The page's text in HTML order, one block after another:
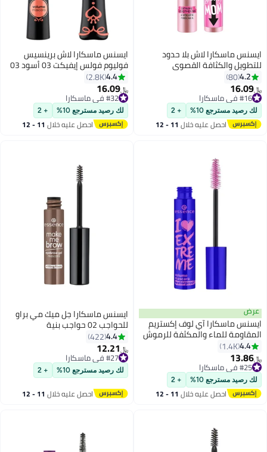
ايسنس ماسكارا لاش بلا حدود
للتطويل والكثافة القصوى
4.2
80
﷼‏16.09
#16 في ماسكارا
باقي 7 وحدات في المخزون
#16 في ماسكارا
لك رصيد مسترجع 10% + 2
احصل عليه خلال 11 - 12
8
ايسنس ماسكارا لاش برينسيس
فوليوم فولس إيفيكت 03 أسود 03
أسود
4.4
2.8K
﷼‏16.09
#32 في ماسكارا
باقي 6 وحدات في المخزون
#32 في ماسكارا
لك رصيد مسترجع 10% + 2
احصل عليه خلال 11 - 12
6
عرض
ايسنس ماسكارا آي لوف إكستريم
المقاومة للماء والمكثفة للرموش
أسود 02
4.4
1.4K
﷼‏13.86
#25 في ماسكارا
#25 في ماسكارا
لك رصيد مسترجع 10% + 2
احصل عليه خلال 11 - 12
3
ايسنس ماسكارا جل ميك مي براو
للحواجب 02 حواجب بنية
4.4
422
﷼‏12.21
#27 في ماسكارا
#27 في ماسكارا
لك رصيد مسترجع 10% + 2
احصل عليه خلال 11 - 12